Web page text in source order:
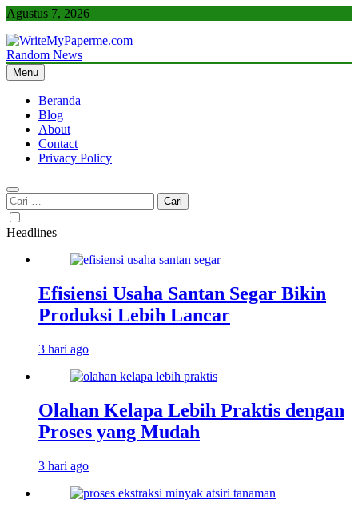
Skip
content
Agustus 7, 2026
WriteMyPaperme.com
Bisnis, Kuliner, Teknologi
Random News
Menu
Beranda
Blog
About
Contact
Privacy Policy
Cari
untuk:
Headlines
Efisiensi Usaha Santan Segar Bikin
Produksi Lebih Lancar
3 hari ago
Olahan Kelapa Lebih Praktis dengan
Proses yang Mudah
3 hari ago